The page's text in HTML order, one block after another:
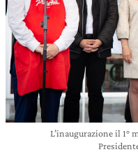
L’inaugurazione il 1°